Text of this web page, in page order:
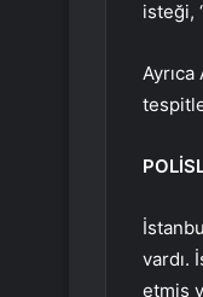
isteği,
vardı.
etmiş